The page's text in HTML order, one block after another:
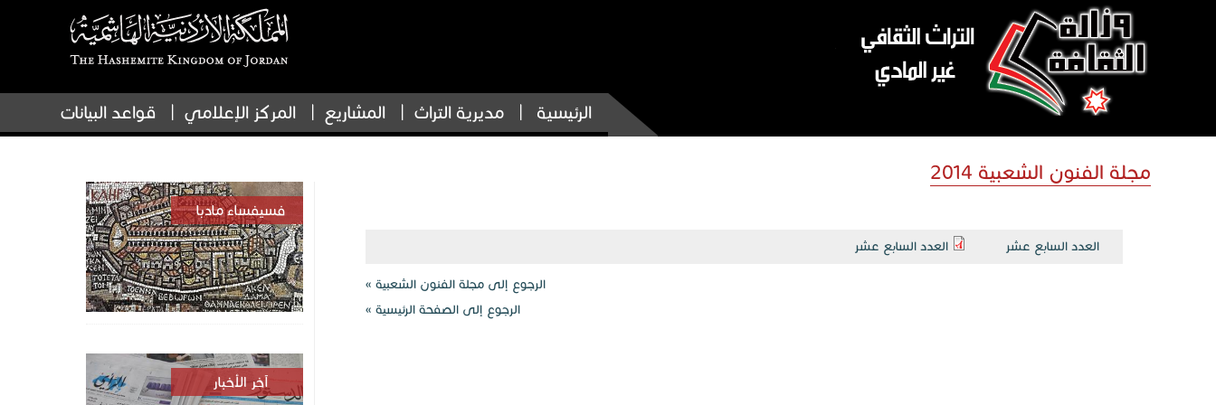
تجاوز إلى المحتوى الرئيسي
الرئيسية مديرية التراث المشاريع المركز الإعلامي قواعد البيانات
مجلة الفنون الشعبية 2014
العدد السابع عشر العدد السابع عشر
الرجوع إلى مجلة الفنون الشعبية »
الرجوع إلى الصفحة الرئيسية »
فسيفساء مادبا
آخر الأخبار